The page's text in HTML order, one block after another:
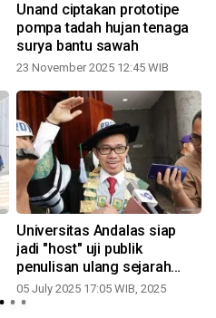
Unand ciptakan prototipe
pompa tadah hujan tenaga
surya bantu sawah
23 November 2025 12:45 WIB
Universitas Andalas siap
jadi "host" uji publik
penulisan ulang sejarah
nasional
05 July 2025 17:05 WIB, 2025